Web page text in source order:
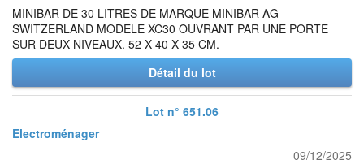
MINIBAR DE 30 LITRES DE MARQUE MINIBAR AG
SWITZERLAND MODELE XC30 OUVRANT PAR UNE PORTE
SUR DEUX NIVEAUX. 52 X 40 X 35 CM.
Détail du lot
Lot n° 651.06
Electroménager
09/12/2025